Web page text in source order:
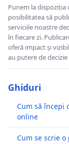
Punem la dispoziția
posibilitatea să
serviciile noastre
în fiecare zi.
oferă impact și
au putere de decizie
Ghiduri
Cum să începi
online
Cum se scrie o